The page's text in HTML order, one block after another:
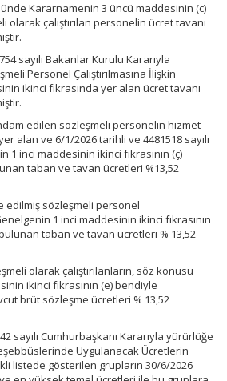
Kararnamenin 3 üncü maddesinin (c)
olarak çalıştırılan personelin ücret tavanı
sayılı Bakanlar Kurulu Kararıyla
Personel Çalıştırılmasına İlişkin
ikinci fıkrasında yer alan ücret tavanı
edilen sözleşmeli personelin hizmet
alan ve 6/1/2026 tarihli ve 4481518 sayılı
1 inci maddesinin ikinci fıkrasının (ç)
taban ve tavan ücretleri %13,52
edilmiş sözleşmeli personel
1 inci maddesinin ikinci fıkrasının
taban ve tavan ücretleri % 13,52
olarak çalıştırılanların, söz konusu
ikinci fıkrasının (e) bendiyle
brüt sözleşme ücretleri % 13,52
sayılı Cumhurbaşkanı Kararıyla yürürlüğe
Uygulanacak Ücretlerin
listede gösterilen grupların 30/6/2026